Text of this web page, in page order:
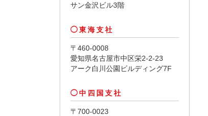
サン金沢ビル3階
東海支社
〒460-0008
愛知県名古屋市中区栄2-2-23
アーク白川公園ビルディング7F
中四国支社
〒700-0023